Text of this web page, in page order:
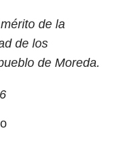
de la
de los
de Moreda.